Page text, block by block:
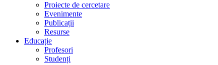
Proiecte de cercetare
Evenimente
Publicații
Resurse
Educație
Profesori
Studenți